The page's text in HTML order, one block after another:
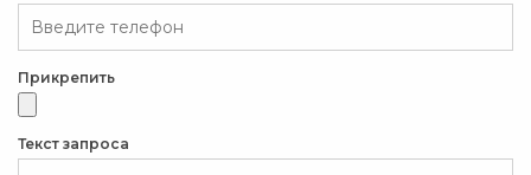
Прикрепить
Текст запроса